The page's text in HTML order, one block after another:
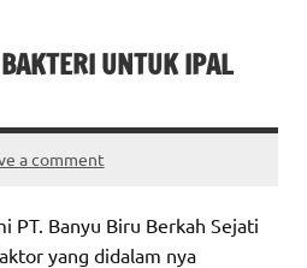
UNTUK IPAL
a comment
PT. Banyu Biru Berkah Sejati
yang didalam nya